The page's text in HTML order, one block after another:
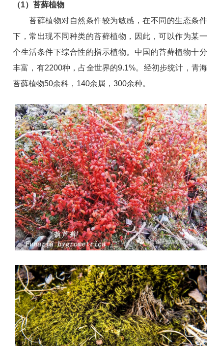
（1）苔藓植物
苔藓植物对自然条件较为敏感，在不同的生态条件
下，常出现不同种类的苔藓植物，因此，可以作为某一
个生活条件下综合性的指示植物。中国的苔藓植物十分
丰富，有2200种，占全世界的9.1%。经初步统计，青海
苔藓植物50余科，140余属，300余种。